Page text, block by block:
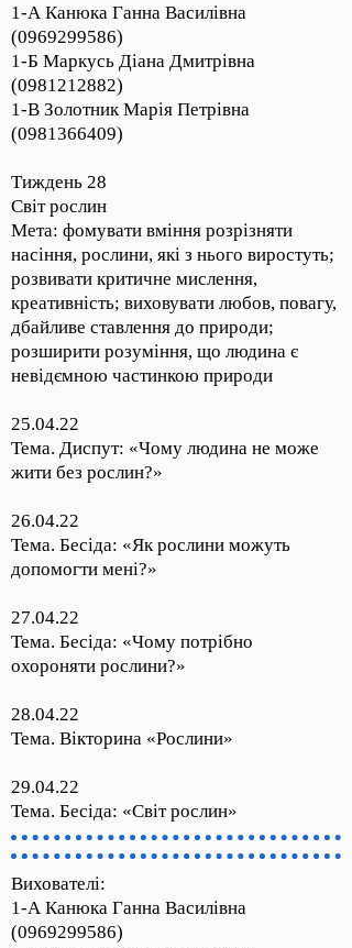
1-А Канюка Ганна Василівна
(0969299586)
1-Б Маркусь Діана Дмитрівна
(0981212882)
1-В Золотник Марія Петрівна
(0981366409)
Тиждень 28
Світ рослин
Мета: фомувати вміння розрізняти
насіння, рослини, які з нього виростуть;
розвивати критичне мислення,
креативність; виховувати любов, повагу,
дбайливе ставлення до природи;
розширити розуміння, що людина є
невідємною частинкою природи
25.04.22
Тема. Диспут: «Чому людина не може
жити без рослин?»
26.04.22
Тема. Бесіда: «Як рослини можуть
допомогти мені?»
27.04.22
Тема. Бесіда: «Чому потрібно
охороняти рослини?»
28.04.22
Тема. Вікторина «Рослини»
29.04.22
Тема. Бесіда: «Світ рослин»
Вихователі:
1-А Канюка Ганна Василівна
(0969299586)